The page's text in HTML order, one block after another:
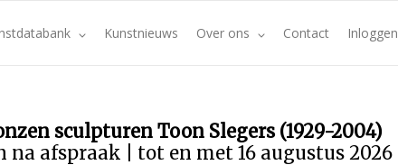
Kunstnieuws Over ons Contact Inloggen
sculpturen Toon Slegers (1929-2004)
na afspraak | tot en met 16 augustus 2026